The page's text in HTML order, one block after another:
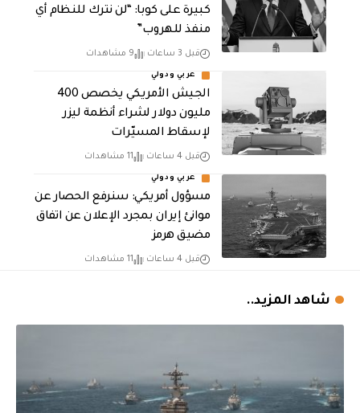
كبيرة على كوبا: “لن نترك للنظام أي
منفذ للهروب”
قبل 3 ساعات 9 مشاهدات
عربي ودولي
الجيش الأمريكي يخصص 400
مليون دولار لشراء أنظمة ليزر
لإسقاط المسيّرات
قبل 4 ساعات 11 مشاهدات
عربي ودولي
مسؤول أمريكي: سنرفع الحصار عن
موانئ إيران بمجرد الإعلان عن اتفاق
مضيق هرمز
قبل 4 ساعات 11 مشاهدات
شاهد المزيد..